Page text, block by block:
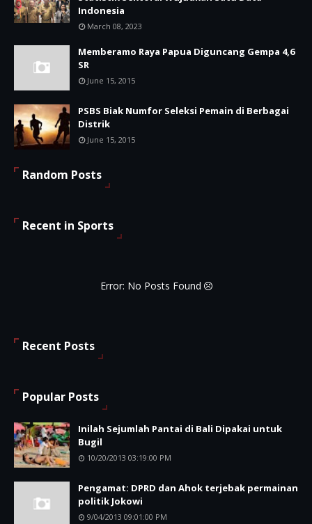
Indonesia
March 08, 2023
Memberamo Raya Papua Diguncang Gempa 4,6
SR
June 15, 2015
PSBS Biak Numfor Seleksi Pemain di Berbagai
Distrik
June 15, 2015
Random Posts
Recent in Sports
Error: No Posts Found
Recent Posts
Popular Posts
Inilah Sejumlah Pantai di Bali Dipakai untuk
Bugil
10/20/2013 03:19:00 PM
Pengamat: DPRD dan Ahok terjebak permainan
politik Jokowi
9/04/2013 09:01:00 PM